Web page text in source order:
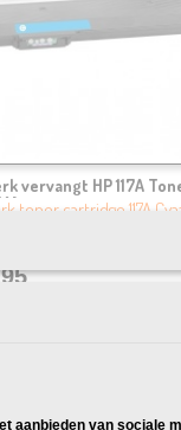
vervangt HP 117A
toner cartridge 117A
aanbieden van sociale